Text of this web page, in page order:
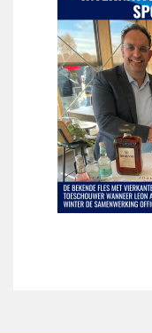
Contact
Vertrouwenspersonen
Financieel
Wie doet wat
Ruimte reserveren/
VOLG ONS OP: